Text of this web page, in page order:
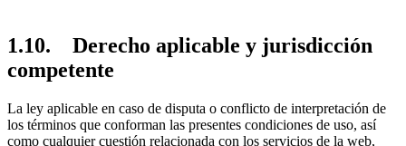
1.10. Derecho aplicable y jurisdicción
competente
La ley aplicable en caso de disputa o conflicto de interpretación de
los términos que conforman las presentes condiciones de uso, así
como cualquier cuestión relacionada con los servicios de la web,